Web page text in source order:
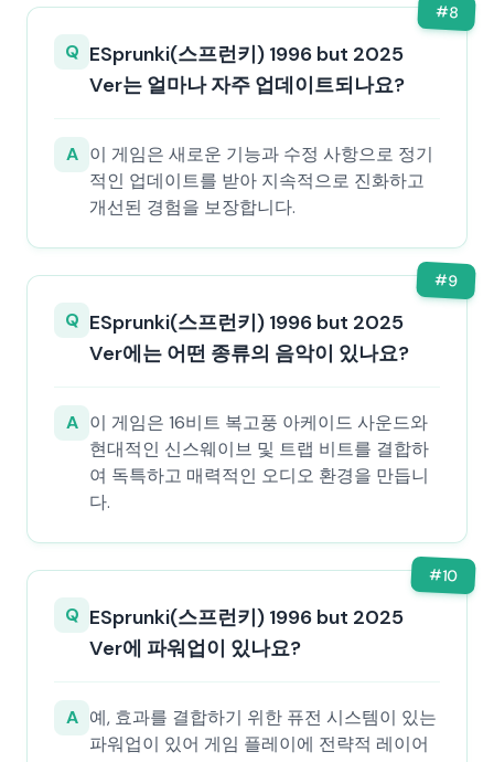
#8
Q ESprunki(스프런키) 1996 but 2025
Ver는 얼마나 자주 업데이트되나요?
A 이 게임은 새로운 기능과 수정 사항으로 정기
적인 업데이트를 받아 지속적으로 진화하고
개선된 경험을 보장합니다.
#9
Q ESprunki(스프런키) 1996 but 2025
Ver에는 어떤 종류의 음악이 있나요?
A 이 게임은 16비트 복고풍 아케이드 사운드와
현대적인 신스웨이브 및 트랩 비트를 결합하
여 독특하고 매력적인 오디오 환경을 만듭니
다.
#10
Q ESprunki(스프런키) 1996 but 2025
Ver에 파워업이 있나요?
A 예, 효과를 결합하기 위한 퓨전 시스템이 있는
파워업이 있어 게임 플레이에 전략적 레이어